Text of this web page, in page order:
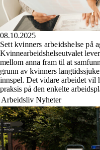
08.10.2025
Sett kvinners arbeidshelse på
Kvinnearbeidshelseutvalet
mellom anna fram til at
grunn av kvinners
innspel. Det vidare arbeidet
praksis på den enkelte
Arbeidsliv Nyheter